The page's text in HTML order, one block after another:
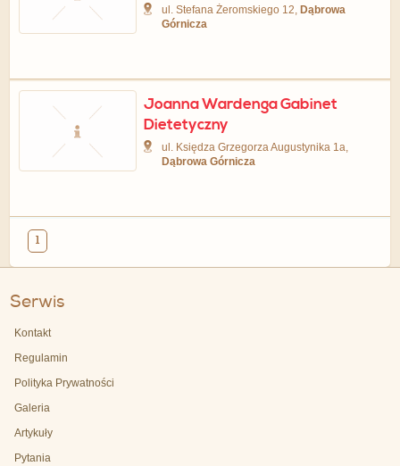
ul. Stefana Żeromskiego 12, Dąbrowa
Górnicza
Joanna Wardenga Gabinet
Dietetyczny
ul. Księdza Grzegorza Augustynika 1a,
Dąbrowa Górnicza
1
Serwis
Kontakt
Regulamin
Polityka Prywatności
Galeria
Artykuły
Pytania